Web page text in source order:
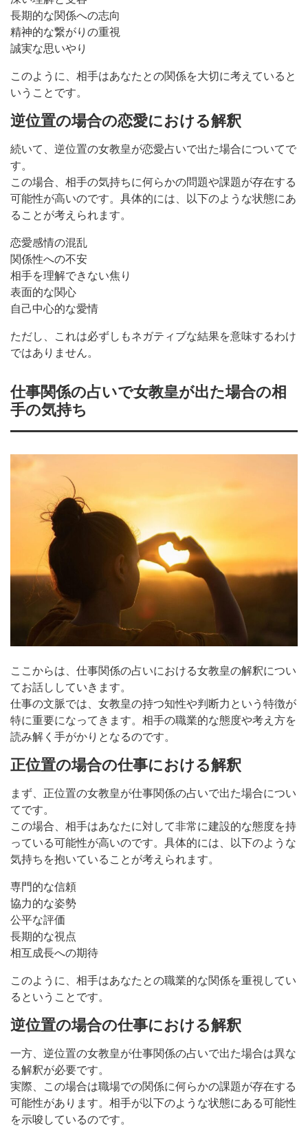
長期的な関係への志向
精神的な繋がりの重視
誠実な思いやり
このように、相手はあなたとの関係を大切に考えていると
いうことです。
逆位置の場合の恋愛における解釈
続いて、逆位置の女教皇が恋愛占いで出た場合についてで
す。
この場合、相手の気持ちに何らかの問題や課題が存在する
可能性が高いのです。具体的には、以下のような状態にあ
ることが考えられます。
恋愛感情の混乱
関係性への不安
相手を理解できない焦り
表面的な関心
自己中心的な愛情
ただし、これは必ずしもネガティブな結果を意味するわけ
ではありません。
仕事関係の占いで女教皇が出た場合の相
手の気持ち
ここからは、仕事関係の占いにおける女教皇の解釈につい
てお話ししていきます。
仕事の文脈では、女教皇の持つ知性や判断力という特徴が
特に重要になってきます。相手の職業的な態度や考え方を
読み解く手がかりとなるのです。
正位置の場合の仕事における解釈
まず、正位置の女教皇が仕事関係の占いで出た場合につい
てです。
この場合、相手はあなたに対して非常に建設的な態度を持
っている可能性が高いのです。具体的には、以下のような
気持ちを抱いていることが考えられます。
専門的な信頼
協力的な姿勢
公平な評価
長期的な視点
相互成長への期待
このように、相手はあなたとの職業的な関係を重視してい
るということです。
逆位置の場合の仕事における解釈
一方、逆位置の女教皇が仕事関係の占いで出た場合は異な
る解釈が必要です。
実際、この場合は職場での関係に何らかの課題が存在する
可能性があります。相手が以下のような状態にある可能性
を示唆しているのです。